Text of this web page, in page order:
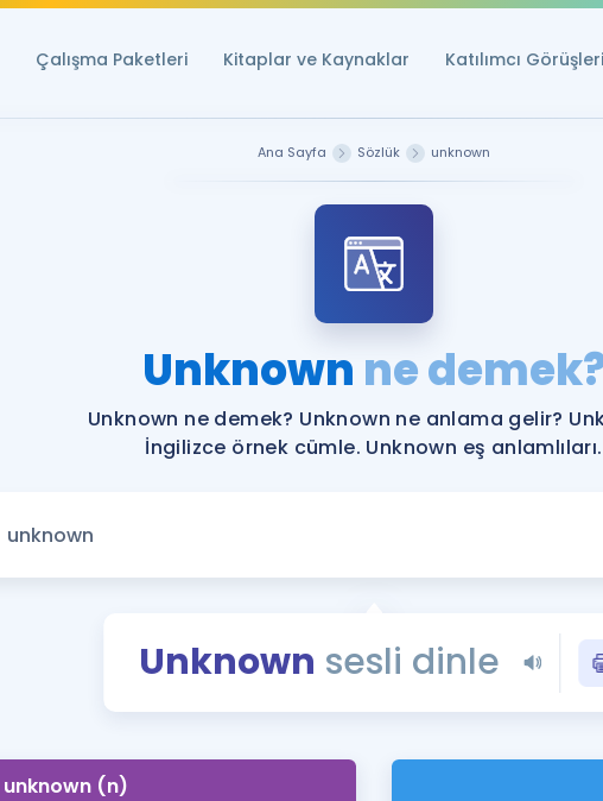
Çalışma Paketleri Kitaplar ve Kaynaklar Katılımcı Görüşleri
YDS ve
YDS ve
Tüm ÖSYM
YDS -
İngilizce
Ana Sayfa Sözlük unknown
Unknown ne
Unknown ne demek? Unknown ne anlama gelir?
İngilizce örnek cümle. Unknown eş anlamlıları.
Unknown sesli dinle
unknown (n)